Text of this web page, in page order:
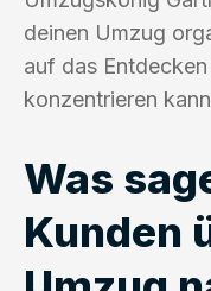
deinen Umzug
auf das
konzentrieren
Was
Kunden